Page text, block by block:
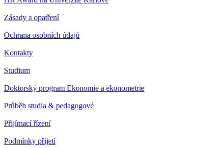
Zásady a opatření
Ochrana osobních údajů
Kontakty
Studium
Doktorský program Ekonomie a ekonometrie
Průběh studia & pedagogové
Přijímací řízení
Podmínky přijetí